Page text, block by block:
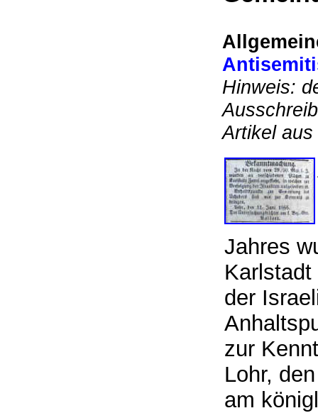
Hinweis:
Artikel
Jahres
der
zur
Lohr,
am